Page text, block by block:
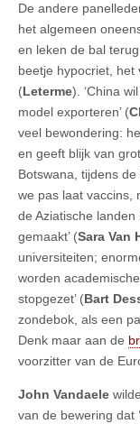
De andere
het algemeen
en leken de bal
beetje hypocriet, het
(Leterme). ‘China
model exporteren’ (
veel bewondering:
en geeft blijk van
Botswana, tijdens
we pas laat vaccins,
de Aziatische
gemaakt’ (Sara Van
universiteiten;
worden
stopgezet’ (Bart
zondebok, als een
Denk maar aan de
voorzitter van de
John Vandaele
van de bewering dat